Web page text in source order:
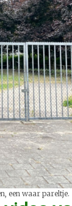
een waar pareltje.